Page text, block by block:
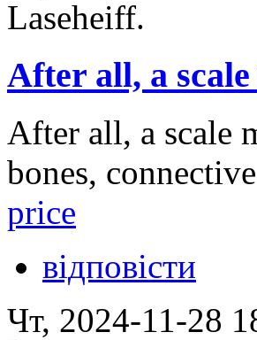
After all, a scale
After all, a scale
bones,
price
відповісти
Чт, 2024-11-28